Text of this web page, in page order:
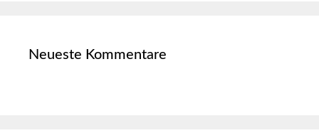
Neueste Kommentare